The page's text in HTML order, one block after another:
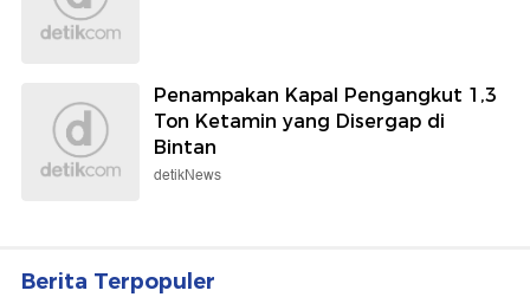
Penampakan Kapal Pengangkut 1,3
Ton Ketamin yang Disergap di
Bintan
detikNews
Berita Terpopuler